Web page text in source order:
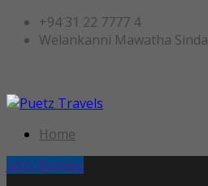
+94 31 22 7777 4
Welankanni Mawatha
Home
Jetzt Buchen